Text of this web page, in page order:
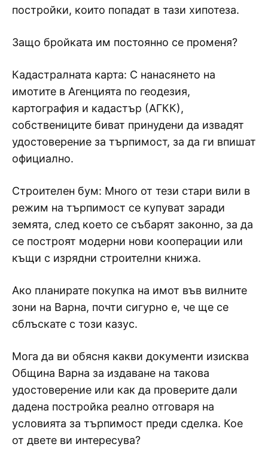
постройки, които попадат в тази хипотеза.
Защо бройката им постоянно се променя?
Кадастралната карта: С нанасянето на
имотите в Агенцията по геодезия,
картография и кадастър (АГКК),
собствениците биват принудени да извадят
удостоверение за търпимост, за да ги впишат
официално.
Строителен бум: Много от тези стари вили в
режим на търпимост се купуват заради
земята, след което се събарят законно, за да
се построят модерни нови кооперации или
къщи с изрядни строителни книжа.
Ако планирате покупка на имот във вилните
зони на Варна, почти сигурно е, че ще се
сблъскате с този казус.
Мога да ви обясня какви документи изисква
Община Варна за издаване на такова
удостоверение или как да проверите дали
дадена постройка реално отговаря на
условията за търпимост преди сделка. Кое
от двете ви интересува?